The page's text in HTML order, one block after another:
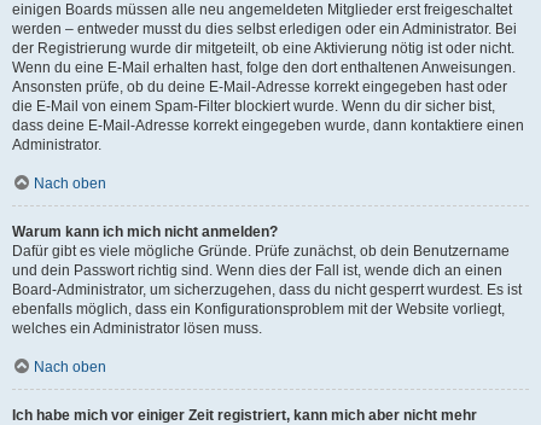
einigen Boards müssen alle neu angemeldeten Mitglieder erst freigeschaltet
werden – entweder musst du dies selbst erledigen oder ein Administrator. Bei
der Registrierung wurde dir mitgeteilt, ob eine Aktivierung nötig ist oder nicht.
Wenn du eine E-Mail erhalten hast, folge den dort enthaltenen Anweisungen.
Ansonsten prüfe, ob du deine E-Mail-Adresse korrekt eingegeben hast oder
die E-Mail von einem Spam-Filter blockiert wurde. Wenn du dir sicher bist,
dass deine E-Mail-Adresse korrekt eingegeben wurde, dann kontaktiere einen
Administrator.
Nach oben
Warum kann ich mich nicht anmelden?
Dafür gibt es viele mögliche Gründe. Prüfe zunächst, ob dein Benutzername
und dein Passwort richtig sind. Wenn dies der Fall ist, wende dich an einen
Board-Administrator, um sicherzugehen, dass du nicht gesperrt wurdest. Es ist
ebenfalls möglich, dass ein Konfigurationsproblem mit der Website vorliegt,
welches ein Administrator lösen muss.
Nach oben
Ich habe mich vor einiger Zeit registriert, kann mich aber nicht mehr